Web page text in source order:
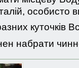
особисто
куточків
набрати